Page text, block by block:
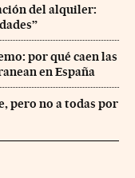
del alquiler:
por qué caen las
en España
pero no a todas por